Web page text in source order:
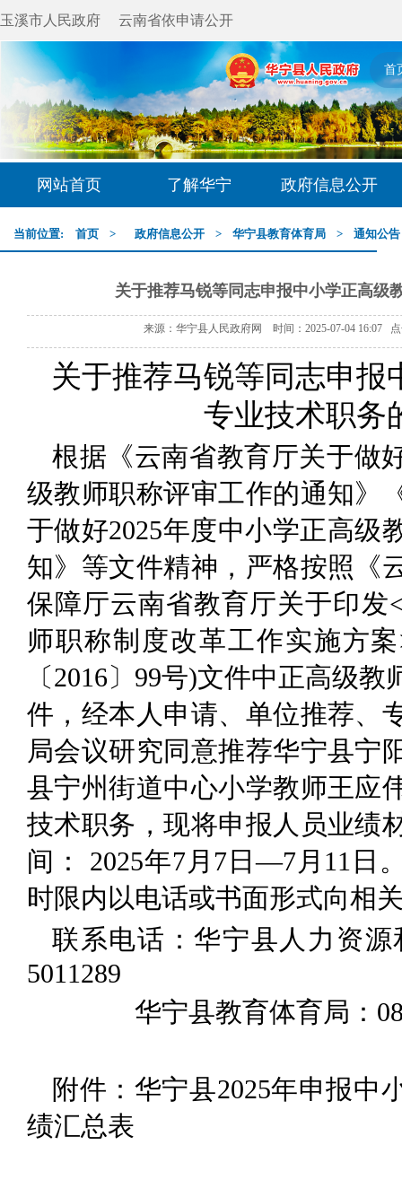
玉溪市人民政府 云南省依申请公开
首
网站首页 了解华宁 政府信息公开
当前位置: 首页 > 政府信息公开 > 华宁县教育体育局 > 通知公告
关于推荐马锐等同志申报中小学正高级
来源：华宁县人民政府网 时间：2025-07-04 16:07
关于推荐马锐等同志申报
专业技术职务
根据《云南省教育厅关于做
级教师职称评审工作的通知》
于做好2025年度中小学正高级
知》等文件精神，严格按照《
保障厅云南省教育厅关于印发
师职称制度改革工作实施方
〔2016〕99号)文件中正高级
件，经本人申请、单位推荐、
局会议研究同意推荐华宁县宁
县宁州街道中心小学教师王应
技术职务，现将申报人员业绩
间： 2025年7月7日—7月11日
时限内以电话或书面形式向相
联系电话：华宁县人力资源
5011289
华宁县教育体育局：
附件：华宁县2025年申报中
绩汇总表